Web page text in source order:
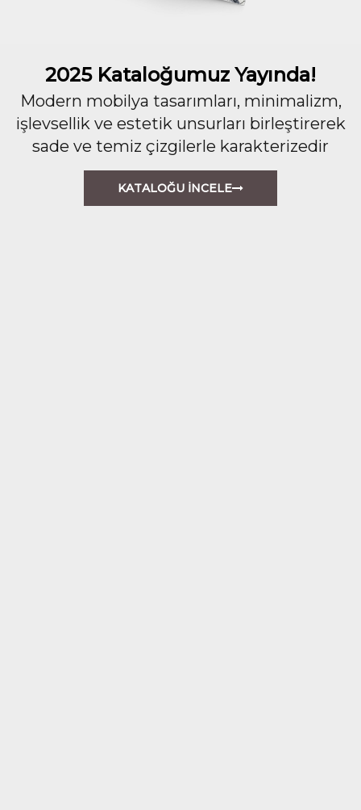
2025 Kataloğumuz Yayında!
Modern mobilya tasarımları, minimalizm,
işlevsellik ve estetik unsurları birleştirerek
sade ve temiz çizgilerle karakterizedir
KATALOĞU İNCELE